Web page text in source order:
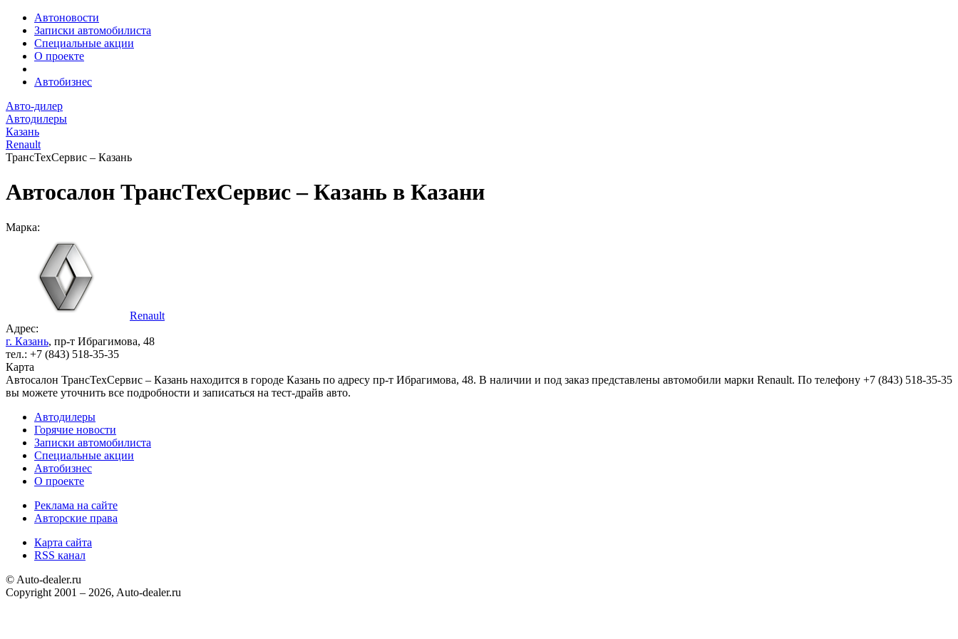
Автоновости
Записки автомобилиста
Специальные акции
О проекте
Автобизнес
Авто-дилер
Автодилеры
Казань
Renault
ТрансТехСервис – Казань
Автосалон ТрансТехСервис – Казань в Казани
Марка:
Renault
Адрес:
г. Казань, пр-т Ибрагимова, 48
тел.: +7 (843) 518-35-35
Карта
Автосалон ТрансТехСервис – Казань находится в городе Казань по адресу пр-т Ибрагимова, 48. В наличии и под заказ представлены автомобили марки Renault. По телефону +7 (843) 518-35-35
вы можете уточнить все подробности и записаться на тест-драйв авто.
Автодилеры
Горячие новости
Записки автомобилиста
Специальные акции
Автобизнес
О проекте
Реклама на сайте
Авторские права
Карта сайта
RSS канал
© Auto-dealer.ru
Copyright 2001 – 2026, Auto-dealer.ru